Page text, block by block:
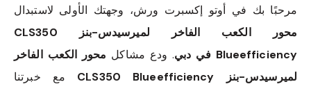
مرحبًا بك في أوتو إكسبرت ورش، وجهتك الأولى لاستبدال
محور الكعب الفاخر لميرسيدس-بنز CLS350
Blueefficiency في دبي
. ودع مشاكل محور الكعب الفاخر
لميرسيدس-بنز CLS350 Blueefficiency
مع خبرتنا